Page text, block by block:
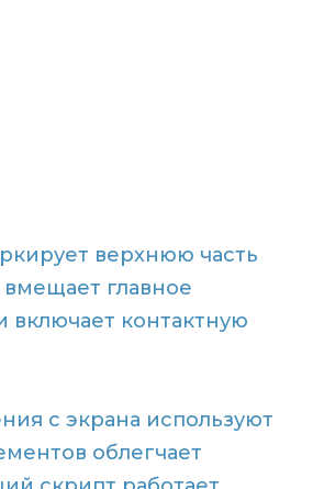
верхнюю часть
главное
контактную
с экрана используют
облегчает